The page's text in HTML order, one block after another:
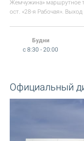
Жемчужина» маршрутное
ост. «28-я Рабочая». Выход
Будни
c 8:30 - 20:00
Официальный